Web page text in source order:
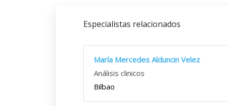
Especialistas relacionados
María Mercedes Alduncin Velez
Análisis clinicos
Bilbao